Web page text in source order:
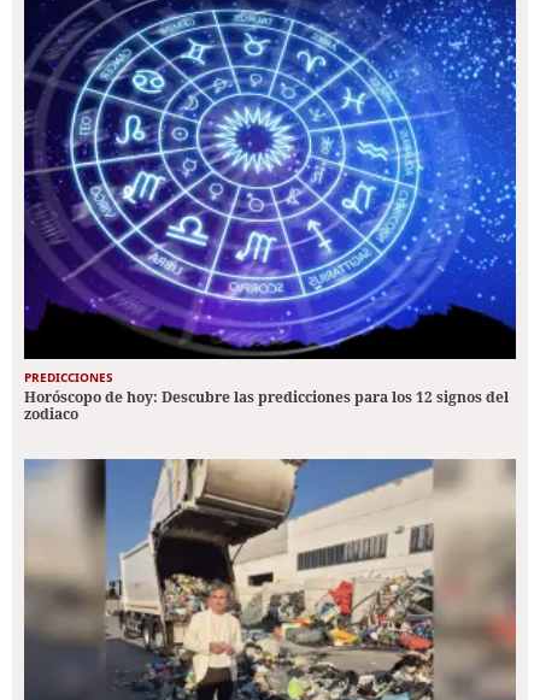
PREDICCIONES
Horóscopo de hoy: Descubre las predicciones para los 12 signos del
zodiaco